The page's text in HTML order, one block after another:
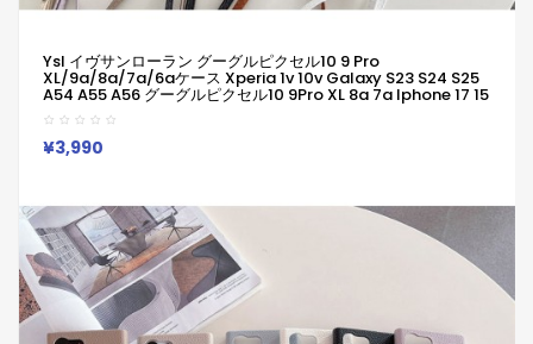
Ysl イヴサンローラン グーグルピクセル10 9 Pro
XL/9a/8a/7a/6aケース Xperia 1v 10v Galaxy S23 S24 S25
A54 A55 A56 グーグルピクセル10 9Pro XL 8a 7a Iphone 17 15
16 Pro Maxケース Ysl イヴサンローラン ブランドGoogle Pixel
6a 7a 8a 8 Pro 9a 10スマホケース
Iphone/Galaxy/Google/Xperia/Pixelなど全機種対応
¥3,990